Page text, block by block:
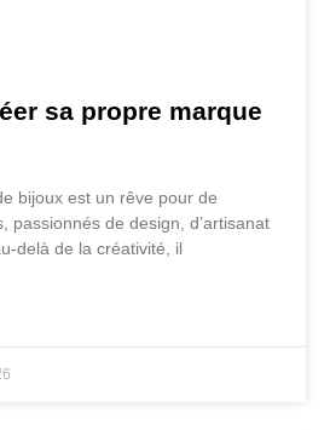
sa propre marque
bijoux est un rêve pour de
passionnés de design, d’artisanat
delà de la créativité, il